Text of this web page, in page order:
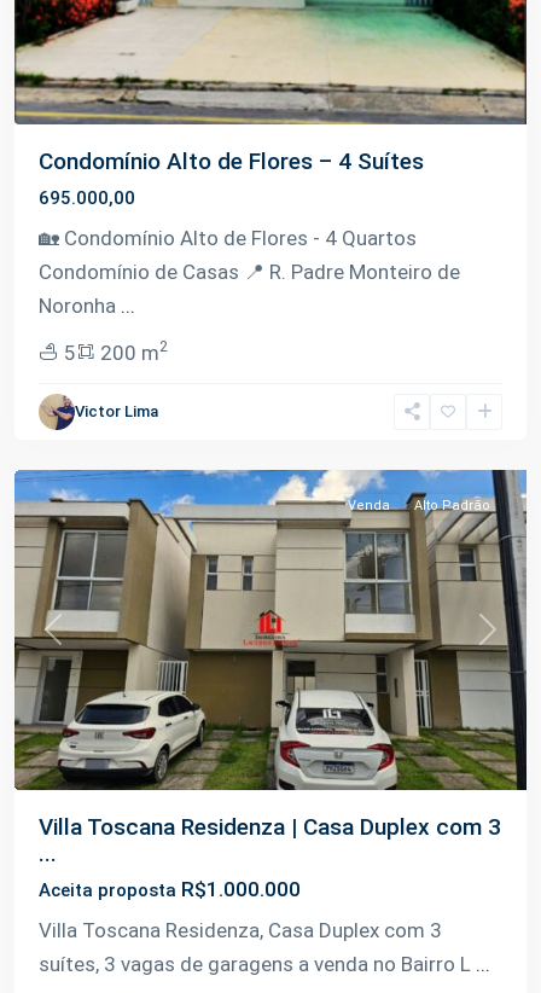
Condomínio Alto de Flores – 4 Suítes
695.000,00
🏡 Condomínio Alto de Flores - 4 Quartos
Condomínio de Casas 📍 R. Padre Monteiro de
Noronha ...
5
200 m2
Victor Lima
Flores,
Previous Next
Venda Alto Padrão
Villa Toscana Residenza | Casa Duplex com 3
...
Aceita proposta R$1.000.000
Villa Toscana Residenza, Casa Duplex com 3
suítes, 3 vagas de garagens a venda no Bairro L ...